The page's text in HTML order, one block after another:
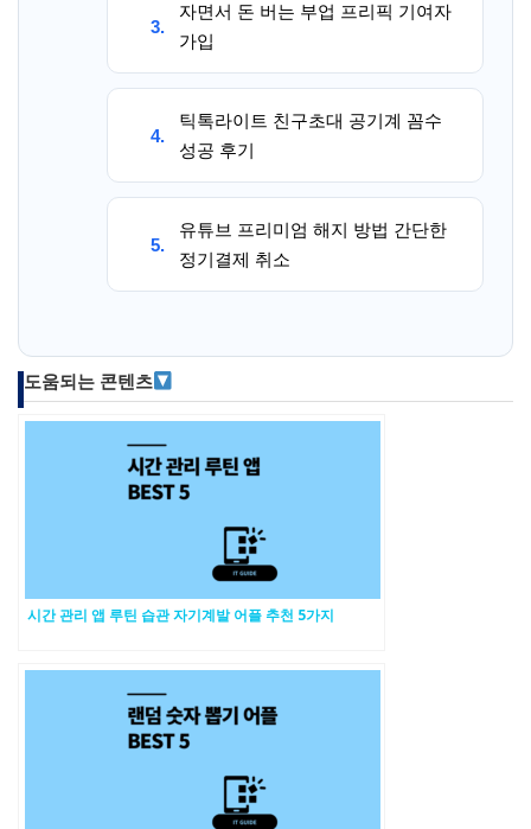
3.
자면서 돈 버는 부업 프리픽 기여자
가입
4.
틱톡라이트 친구초대 공기계 꼼수
성공 후기
5.
유튜브 프리미엄 해지 방법 간단한
정기결제 취소
도움되는 콘텐츠
시간 관리 앱 루틴 습관 자기계발 어플 추천 5가지